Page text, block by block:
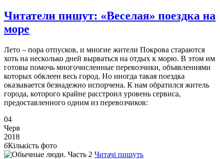
Читатели пишут: «Веселая» поездка на
море
Лето – пора отпусков, и многие жители Покрова стараются
хоть на несколько дней вырваться на отдых к морю. В этом им
готовы помочь многочисленные перевозчики, объявлениями
которых обклеен весь город. Но иногда такая поездка
оказывается безнадежно испорчена. К нам обратился житель
города, которого крайне расстроил уровень сервиса,
предоставленного одним из перевозчиков:
04
Черв
2018
6Кількість фото
Читачі пишуть